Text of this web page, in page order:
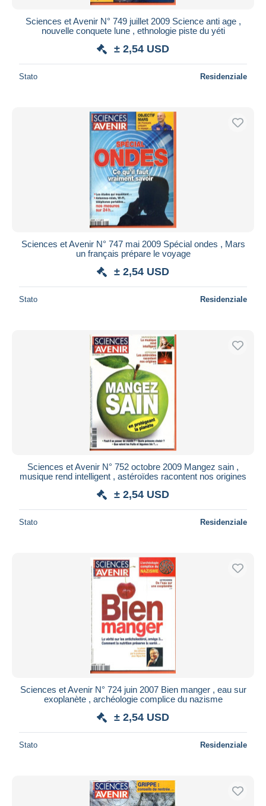
Sciences et Avenir N° 749 juillet 2009 Science anti age ,
nouvelle conquete lune , ethnologie piste du yéti
± 2,54 USD
Stato Residenziale
Sciences et Avenir N° 747 mai 2009 Spécial ondes , Mars
un français prépare le voyage
± 2,54 USD
Stato Residenziale
Sciences et Avenir N° 752 octobre 2009 Mangez sain ,
musique rend intelligent , astéroïdes racontent nos origines
± 2,54 USD
Stato Residenziale
Sciences et Avenir N° 724 juin 2007 Bien manger , eau sur
exoplanète , archéologie complice du nazisme
± 2,54 USD
Stato Residenziale